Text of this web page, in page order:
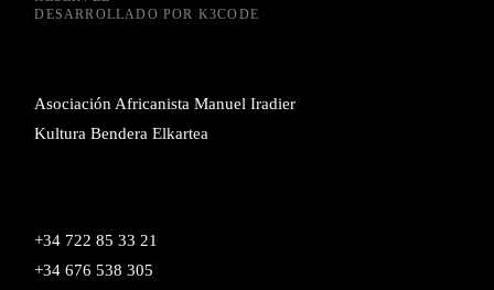
DESARROLLADO POR K3CODE
Asociación Africanista Manuel Iradier
Kultura Bendera Elkartea
+34 722 85 33 21
+34 676 538 305